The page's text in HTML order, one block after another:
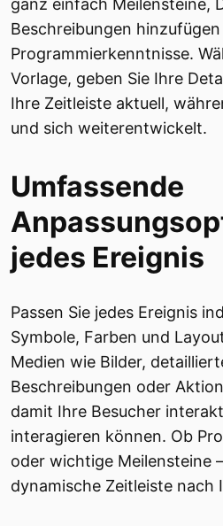
ganz einfach Meilensteine,
Beschreibungen
Programmierkenntnisse.
Vorlage, geben Sie Ihre
Ihre Zeitleiste aktuell,
und sich weiterentwickelt.
Umfassende
jedes Ereignis
Passen Sie jedes Ereignis
Symbole, Farben und
Medien wie Bilder,
Beschreibungen oder
damit Ihre Besucher
interagieren können. Ob
oder wichtige Meilensteine
dynamische Zeitleiste nach